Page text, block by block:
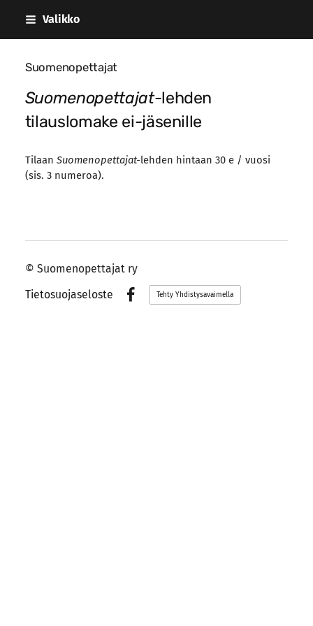
Siirry
Valikko
Suomenopettajat
Suomenopettajat-lehden
tilauslomake ei-jäsenille
Tilaan Suomenopettajat-lehden hintaan 30 e / vuosi
(sis. 3 numeroa).
© Suomenopettajat ry
Tietosuojaseloste
Facebook
Tehty Yhdistysavaimella